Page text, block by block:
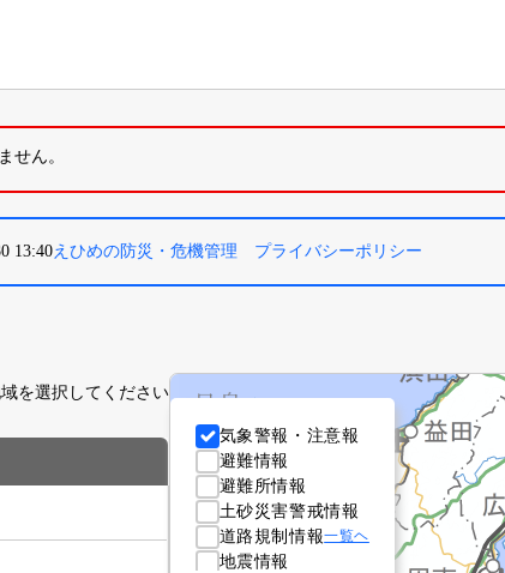
せん。
13:40えひめの防災・危機管理 プライバシーポリシー
を選択してください
気象警報・注意報
避難情報
避難所情報
土砂災害警戒情報
道路規制情報一覧ヘ
地震情報